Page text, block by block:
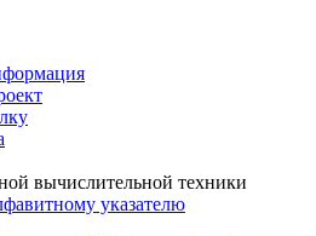
вычислительной техники
указателю